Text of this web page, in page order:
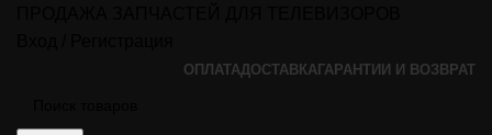
ОПЛАТАДОСТАВКА ГАРАНТИИ И ВОЗВРАТ